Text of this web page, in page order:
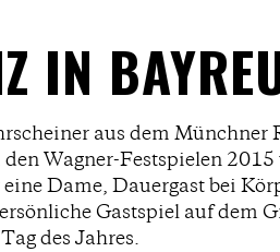
IN
aus dem Münchner
Wagner-Festspielen
Dame, Dauergast bei
Gastspiel auf dem
des Jahres.